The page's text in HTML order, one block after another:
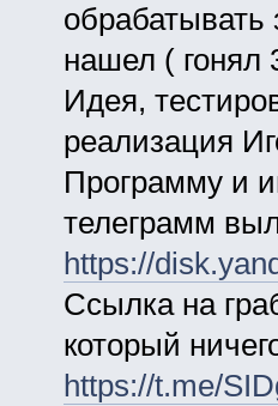
нашел ( гонял
Идея,
реализация
Программу и
телеграмм
https://
Ссылка на
который
https://t.me/